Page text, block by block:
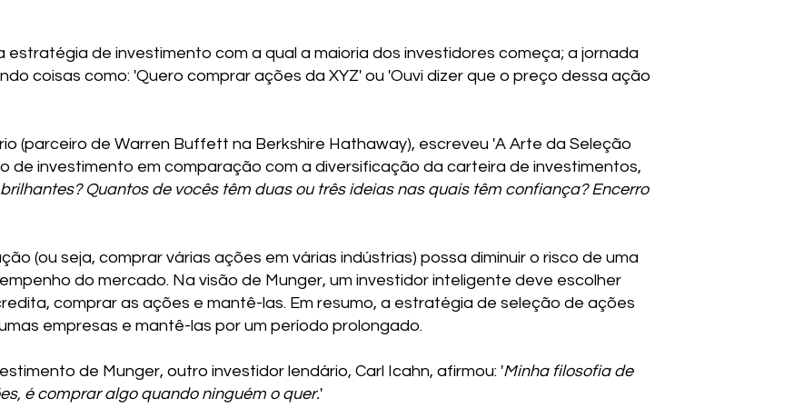
de investimento com a qual a maioria dos investidores começa; a jornada
coisas como: 'Quero comprar ações da XYZ' ou 'Ouvi dizer que o preço dessa ação
(parceiro de Warren Buffett na Berkshire Hathaway), escreveu 'A Arte da Seleção
de investimento em comparação com a diversificação da carteira de investimentos,
Quantos de vocês têm duas ou três ideias nas quais têm confiança? Encerro
(ou seja, comprar várias ações em várias indústrias) possa diminuir o risco de uma
do mercado. Na visão de Munger, um investidor inteligente deve escolher
comprar as ações e mantê-las. Em resumo, a estratégia de seleção de ações
empresas e mantê-las por um período prolongado.
de Munger, outro investidor lendário, Carl Icahn, afirmou: 'Minha filosofia de
é comprar algo quando ninguém o quer.'